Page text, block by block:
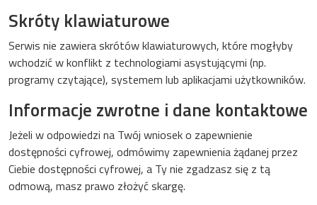
Skróty klawiaturowe
Serwis nie zawiera skrótów klawiaturowych, które mogłyby
wchodzić w konflikt z technologiami asystującymi (np.
programy czytające), systemem lub aplikacjami użytkowników.
Informacje zwrotne i dane kontaktowe
Jeżeli w odpowiedzi na Twój wniosek o zapewnienie
dostępności cyfrowej, odmówimy zapewnienia żądanej przez
Ciebie dostępności cyfrowej, a Ty nie zgadzasz się z tą
odmową, masz prawo złożyć skargę.